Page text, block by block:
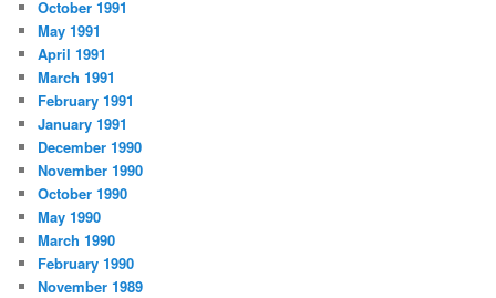
October 1991
May 1991
April 1991
March 1991
February 1991
January 1991
December 1990
November 1990
October 1990
May 1990
March 1990
February 1990
November 1989